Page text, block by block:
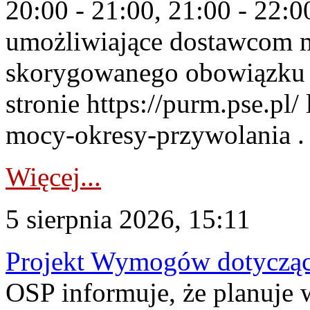
20:00 - 21:00, 21:00 -
umożliwiające dostawcom
skorygowanego
stronie https://
mocy-okresy-przywolania
Więcej...
5 sierpnia 2026, 15:11
Projekt Wymogów
OSP informuje, że planuje